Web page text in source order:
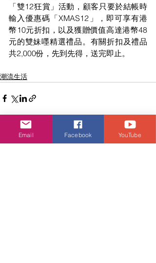
「雙12狂賞」活動，顧客只要於結帳時
輸入優惠碼「XMAS12」，即可享有港
幣10元折扣，以及獲贈價值高達港幣48
元的雙妹嚜精選禮品。有關折扣及禮品
共2,000份，先到先得，送完即止。
潮流生活
Email Facebook YouTube